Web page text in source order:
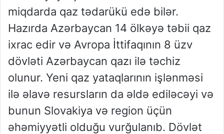
miqdarda qaz tədarükü edə bilər.
Hazırda Azərbaycan 14 ölkəyə təbii qaz
ixrac edir və Avropa İttifaqının 8 üzv
dövləti Azərbaycan qazı ilə təchiz
olunur. Yeni qaz yataqlarının işlənməsi
ilə əlavə resursların da əldə ediləcəyi və
bunun Slovakiya və region üçün
əhəmiyyətli olduğu vurğulanıb. Dövlət